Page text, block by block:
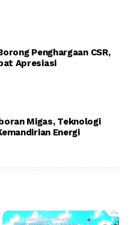
Penghargaan CSR,
Apresiasi
Migas, Teknologi
Energi